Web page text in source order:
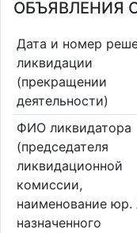
ОБЪЯВЛЕНИЯ
Дата и номер
ликвидации
(прекращении
деятельности)
ФИО ликвидатора
(председателя
ликвидационной
комиссии,
наименование юр.
назначенного